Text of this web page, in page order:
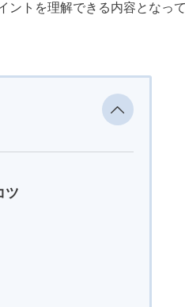
ントを理解できる内容となっ
ツ